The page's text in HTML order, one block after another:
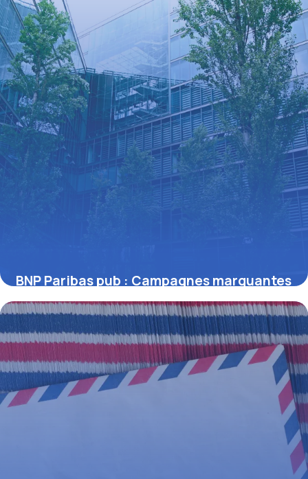
BNP Paribas pub : Campagnes marquantes
2026
24 juin 2026